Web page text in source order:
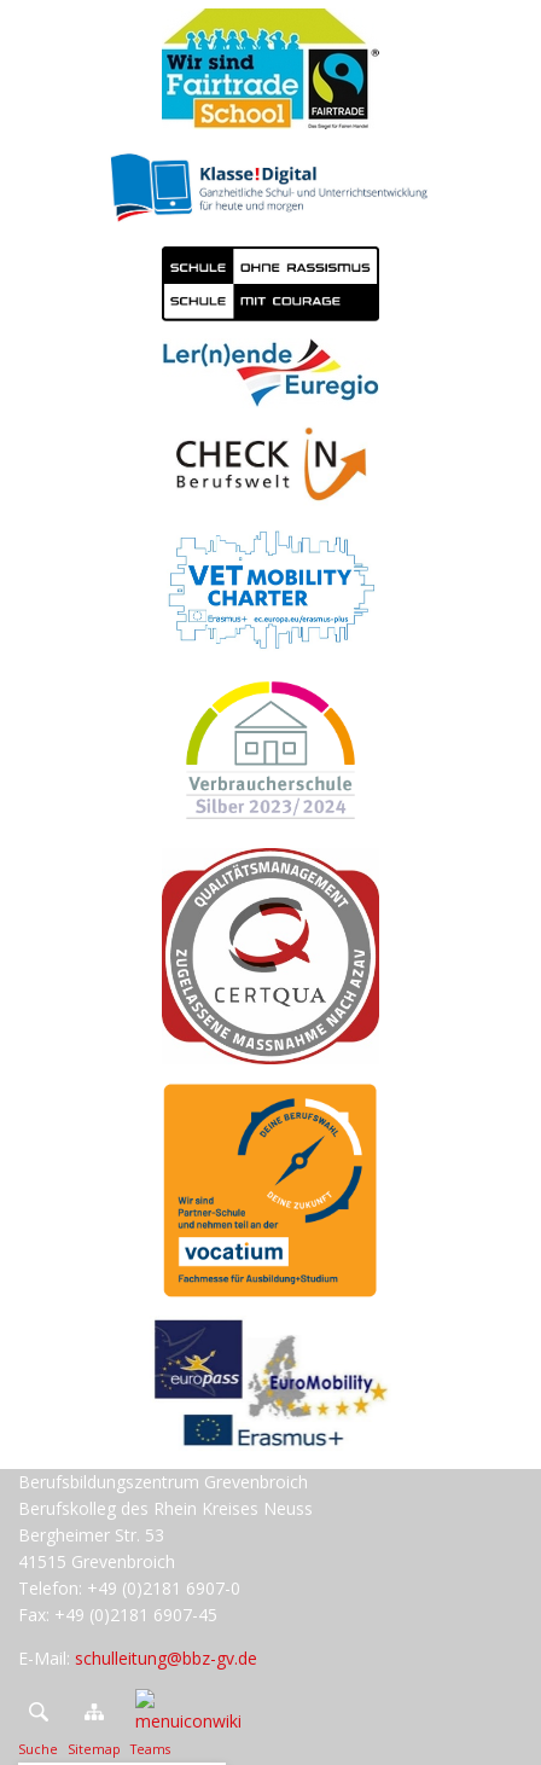
Berufsbildungszentrum Grevenbroich
Berufskolleg des Rhein Kreises Neuss
Bergheimer Str. 53
41515 Grevenbroich
Telefon: +49 (0)2181 6907-0
Fax: +49 (0)2181 6907-45
E-Mail: schulleitung@bbz-gv.de
Suche Sitemap Teams